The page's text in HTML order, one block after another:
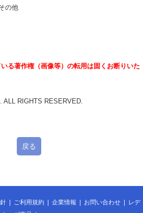
の他
る著作権（画像等）の転用は固くお断りいた
ALL RIGHTS RESERVED.
戻る
ご利用規約 企業情報 お問い合わせ
レデ